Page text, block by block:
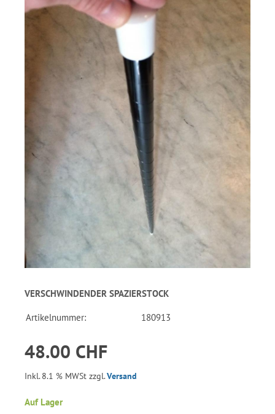
VERSCHWINDENDER SPAZIERSTOCK
Artikelnummer: 180913
48.00 CHF
Inkl. 8.1 % MWSt zzgl.Versand
Auf Lager